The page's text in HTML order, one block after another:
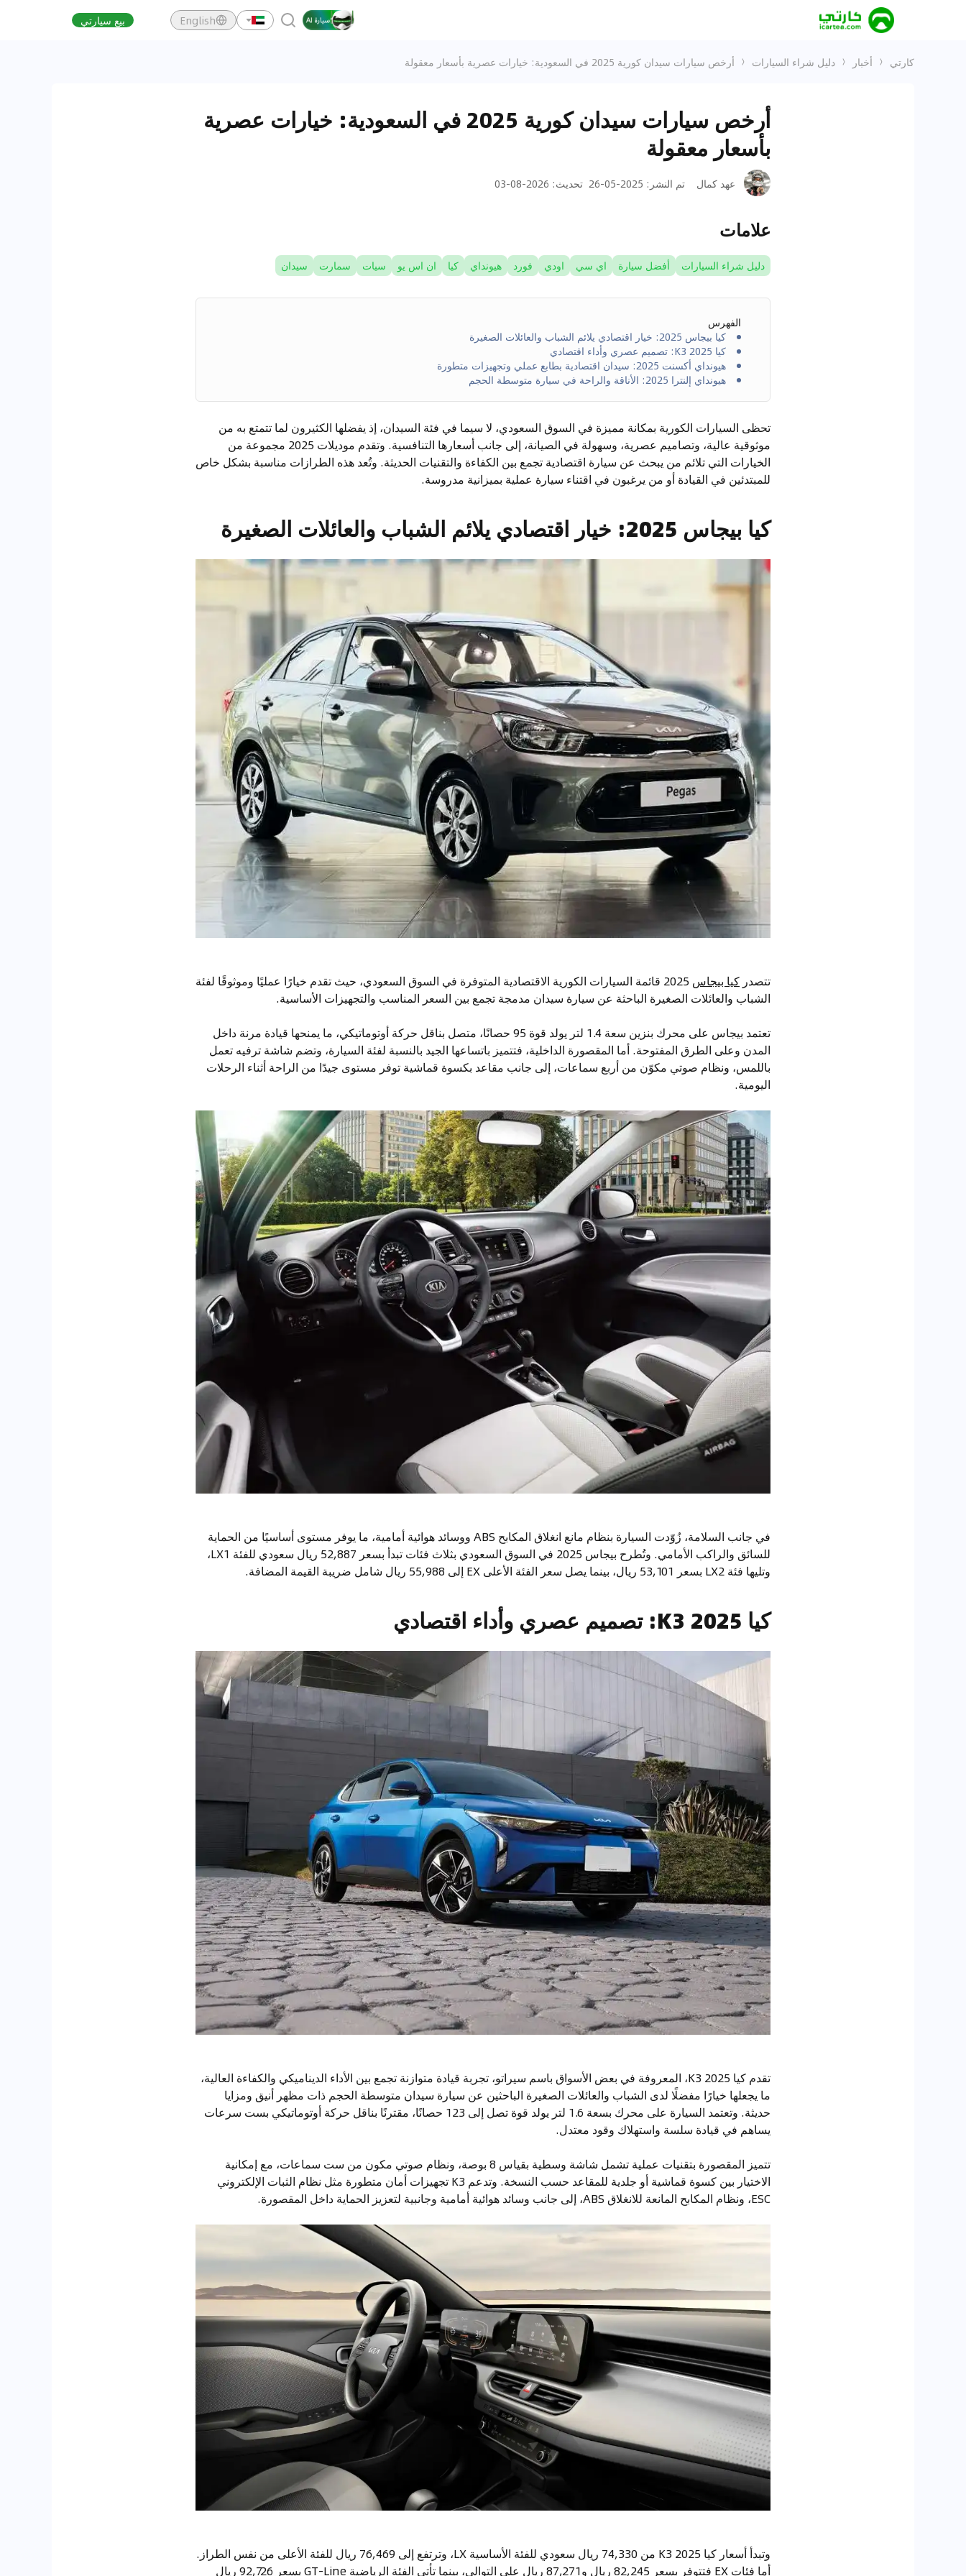
English بيع سيارتي
كارتي أخبار دليل شراء السيارات أرخص سيارات سيدان كورية 2025 في السعودية: خيارات عصرية بأسعار معقولة
أرخص سيارات سيدان كورية 2025 في السعودية: خيارات عصرية
بأسعار معقولة
عهد كمال تم النشر :
2025-05-26 تحديث:
2026-08-03
علامات
دليل شراء السيارات أفضل سيارة اي سي اودي فورد هيونداي كيا ان اس يو سيات سمارت سيدان
الفهرس
كيا بيجاس 2025: خيار اقتصادي يلائم الشباب والعائلات الصغيرة
كيا K3 2025: تصميم عصري وأداء اقتصادي
هيونداي أكسنت 2025: سيدان اقتصادية بطابع عملي وتجهيزات متطورة
هيونداي إلنترا 2025: الأناقة والراحة في سيارة متوسطة الحجم
تحظى السيارات الكورية بمكانة مميزة في السوق السعودي، لا سيما في فئة السيدان، إذ يفضلها الكثيرون لما تتمتع به من
موثوقية عالية، وتصاميم عصرية، وسهولة في الصيانة، إلى جانب أسعارها التنافسية. وتقدم موديلات 2025 مجموعة من
الخيارات التي تلائم من يبحث عن سيارة اقتصادية تجمع بين الكفاءة والتقنيات الحديثة. وتُعد هذه الطرازات مناسبة بشكل خاص
للمبتدئين في القيادة أو من يرغبون في اقتناء سيارة عملية بميزانية مدروسة.
كيا بيجاس 2025: خيار اقتصادي يلائم الشباب والعائلات الصغيرة
تتصدر كيا بيجاس
2025 قائمة السيارات الكورية الاقتصادية المتوفرة في السوق السعودي، حيث تقدم خيارًا عمليًا وموثوقًا لفئة
الشباب والعائلات الصغيرة الباحثة عن سيارة سيدان مدمجة تجمع بين السعر المناسب والتجهيزات الأساسية.
تعتمد بيجاس على محرك بنزين سعة 1.4 لتر يولد قوة 95 حصانًا، متصل بناقل حركة أوتوماتيكي، ما يمنحها قيادة مرنة داخل
المدن وعلى الطرق المفتوحة. أما المقصورة الداخلية، فتتميز باتساعها الجيد بالنسبة لفئة السيارة، وتضم شاشة ترفيه تعمل
باللمس، ونظام صوتي مكوّن من أربع سماعات، إلى جانب مقاعد بكسوة قماشية توفر مستوى جيدًا من الراحة أثناء الرحلات
اليومية.
في جانب السلامة، زُوّدت السيارة بنظام مانع انغلاق المكابح ABS ووسائد هوائية أمامية، ما يوفر مستوى أساسيًا من الحماية
للسائق والراكب الأمامي. وتُطرح بيجاس 2025 في السوق السعودي بثلاث فئات تبدأ بسعر 52,887 ريال سعودي للفئة LX1،
وتليها فئة LX2 بسعر 53,101 ريال، بينما يصل سعر الفئة الأعلى EX إلى 55,988 ريال شامل ضريبة القيمة المضافة.
كيا K3 2025: تصميم عصري وأداء اقتصادي
تقدم كيا K3 2025، المعروفة في بعض الأسواق باسم سيراتو، تجربة قيادة متوازنة تجمع بين الأداء الديناميكي والكفاءة العالية،
ما يجعلها خيارًا مفضلًا لدى الشباب والعائلات الصغيرة الباحثين عن سيارة سيدان متوسطة الحجم ذات مظهر أنيق ومزايا
حديثة. وتعتمد السيارة على محرك بسعة 1.6 لتر يولد قوة تصل إلى 123 حصانًا، مقترنًا بناقل حركة أوتوماتيكي بست سرعات
يساهم في قيادة سلسة واستهلاك وقود معتدل.
تتميز المقصورة بتقنيات عملية تشمل شاشة وسطية بقياس 8 بوصة، ونظام صوتي مكون من ست سماعات، مع إمكانية
الاختيار بين كسوة قماشية أو جلدية للمقاعد حسب النسخة. وتدعم K3 تجهيزات أمان متطورة مثل نظام الثبات الإلكتروني
ESC، ونظام المكابح المانعة للانغلاق ABS، إلى جانب وسائد هوائية أمامية وجانبية لتعزيز الحماية داخل المقصورة.
وتبدأ أسعار كيا K3 2025 من 74,330 ريال سعودي للفئة الأساسية LX، وترتفع إلى 76,469 ريال للفئة الأعلى من نفس الطراز.
أما فئات EX فتتوفر بسعر 82,245 ريال و87,271 ريال على التوالي، بينما تأتي الفئة الرياضية GT-Line بسعر 92,726 ريال